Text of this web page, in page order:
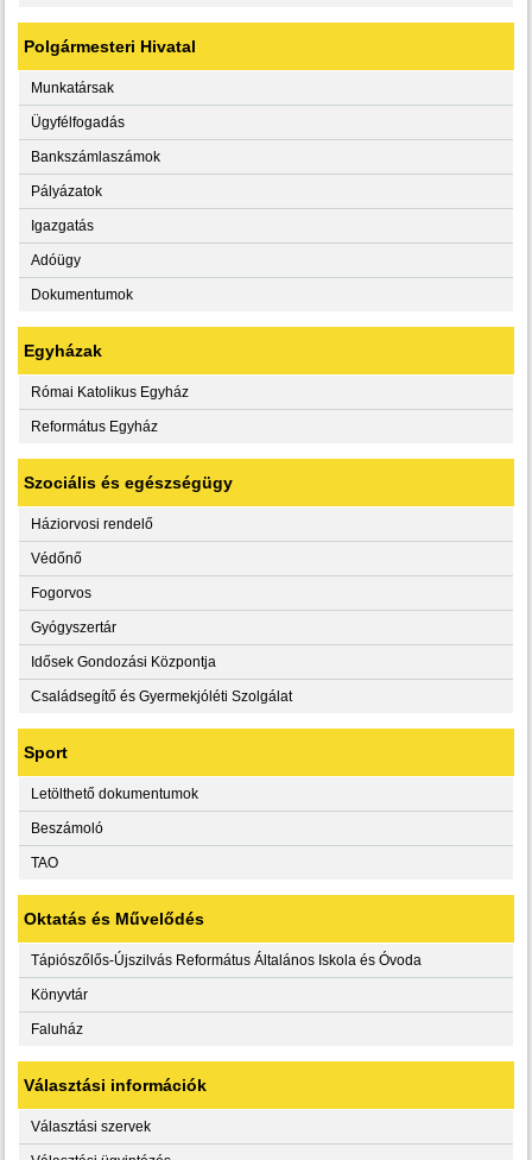
Polgármesteri Hivatal
Munkatársak
Ügyfélfogadás
Bankszámlaszámok
Pályázatok
Igazgatás
Adóügy
Dokumentumok
Egyházak
Római Katolikus Egyház
Református Egyház
Szociális és egészségügy
Háziorvosi rendelő
Védőnő
Fogorvos
Gyógyszertár
Idősek Gondozási Központja
Családsegítő és Gyermekjóléti Szolgálat
Sport
Letölthető dokumentumok
Beszámoló
TAO
Oktatás és Művelődés
Tápiószőlős-Újszilvás Református Általános Iskola és Óvoda
Könyvtár
Faluház
Választási információk
Választási szervek